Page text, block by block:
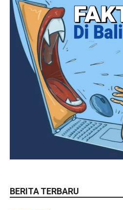
BERITA TERBARU